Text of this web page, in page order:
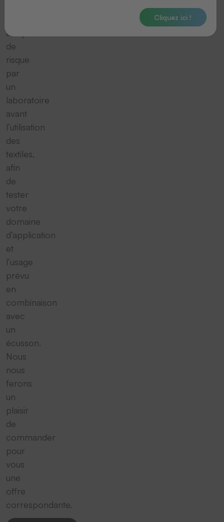
analyse
de
risque
par
un
laboratoire
avant
l’utilisation
des
textiles,
afin
de
tester
votre
domaine
d’application
et
l’usage
prévu
en
combinaison
avec
un
écusson.
Nous
nous
ferons
un
plaisir
de
commander
pour
vous
une
offre
correspondante.
Cliquez ici !